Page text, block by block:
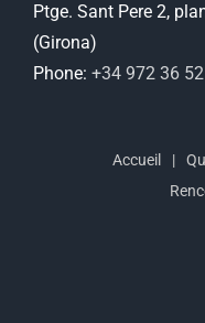
Ptge. Sant Pere 2,
(Girona)
Phone: +34 972 36
Accueil